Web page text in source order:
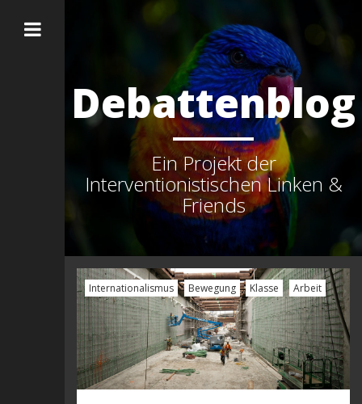
Debattenblog
Ein Projekt der
Interventionistischen Linken &
Friends
Internationalismus Bewegung Klasse Arbeit